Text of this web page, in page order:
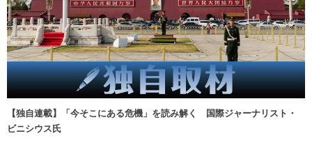
【独自連載】「今そこにある危機」を読み解く 国際ジャーナリスト・
ビニシウス氏